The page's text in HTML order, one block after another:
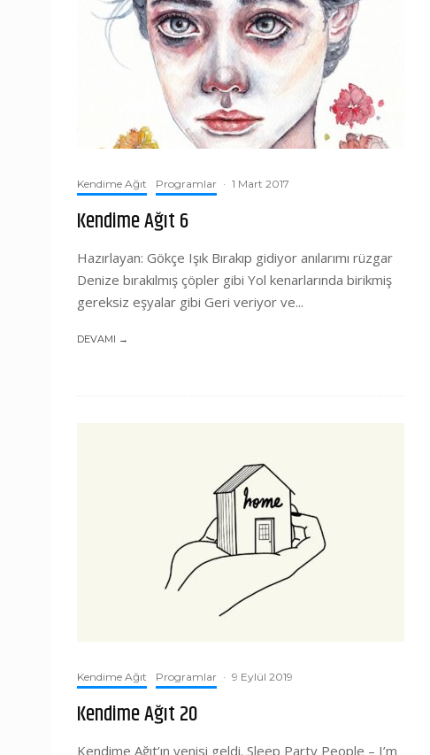
Kendime Ağıt Programlar · 1 Mart 2017
Kendime Ağıt 6
Hazırlayan: Gökçe Işık Bırakıp gidiyor anılarımı rüzgar
Denize bırakılmış çöpler gibi Yol kenarlarında birikmiş
gereksiz eşyalar gibi Geri veriyor ve...
DEVAMI →
Kendime Ağıt Programlar · 9 Eylül 2019
Kendime Ağıt 20
Kendime Ağıt’ın yenisi geldi. Sleep Party People – I’m